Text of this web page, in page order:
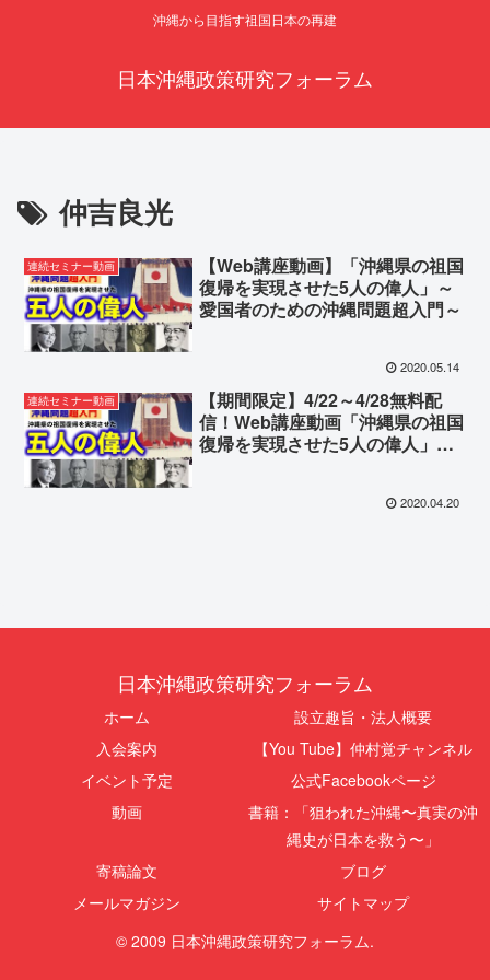
沖縄から目指す祖国日本の再建
日本沖縄政策研究フォーラム
仲吉良光
連続セミナー動画
【Web講座動画】「沖縄県の祖国
復帰を実現させた5人の偉人」～
愛国者のための沖縄問題超入門～
2020.05.14
連続セミナー動画
【期間限定】4/22～4/28無料配
信！Web講座動画「沖縄県の祖国
復帰を実現させた5人の偉人」～
2020.04.20
日本沖縄政策研究フォーラム
ホーム
設立趣旨・法人概要
入会案内
【You Tube】仲村覚チャンネル
イベント予定
公式Facebookページ
動画
書籍：「狙われた沖縄〜真実の沖
縄史が日本を救う〜」
寄稿論文
ブログ
メールマガジン
サイトマップ
© 2009 日本沖縄政策研究フォーラム.